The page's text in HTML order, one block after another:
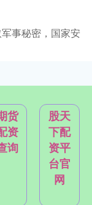
军事秘密，国家安
货
资
询
股天
下配
资平
台官
网